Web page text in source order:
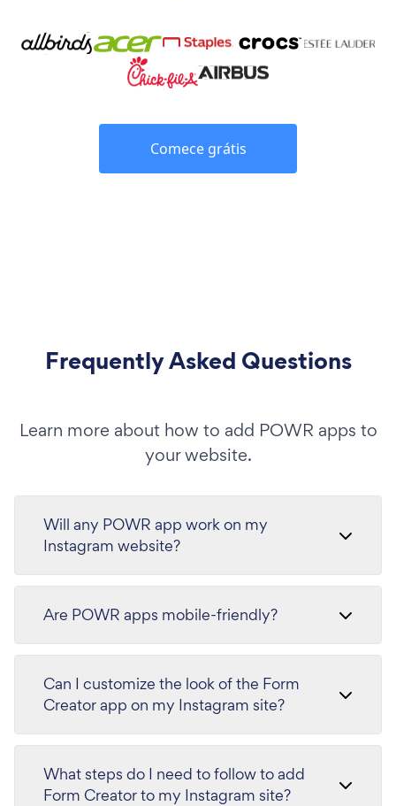
Comece grátis
Frequently Asked Questions
Learn more about how to add POWR apps to
your website.
Will any POWR app work on my
Instagram website?
Are POWR apps mobile-friendly?
Can I customize the look of the Form
Creator app on my Instagram site?
What steps do I need to follow to add
Form Creator to my Instagram site?